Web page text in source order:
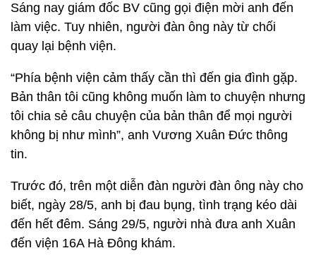
Sáng nay giám đốc BV cũng gọi điện mời anh đến
làm việc. Tuy nhiên, người đàn ông này từ chối
quay lại bệnh viện.
“Phía bệnh viện cảm thấy cần thì đến gia đình gặp.
Bản thân tôi cũng không muốn làm to chuyện nhưng
tôi chia sẻ câu chuyện của bản thân để mọi người
không bị như mình”, anh Vương Xuân Đức thông
tin.
Trước đó, trên một diễn đàn người đàn ông này cho
biết, ngày 28/5, anh bị đau bụng, tình trạng kéo dài
đến hết đêm. Sáng 29/5, người nhà đưa anh Xuân
đến viện 16A Hà Đông khám.